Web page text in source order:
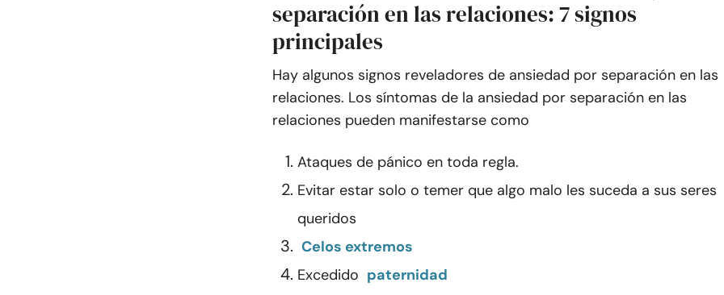
separación en las relaciones: 7 signos
principales
Hay algunos signos reveladores de ansiedad por separación en las
relaciones. Los síntomas de la ansiedad por separación en las
relaciones pueden manifestarse como
Ataques de pánico en toda regla.
Evitar estar solo o temer que algo malo les suceda a sus seres
queridos
Celos extremos
Excedido paternidad